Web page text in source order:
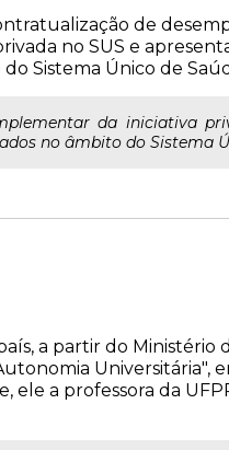
de
no SUS e
Sistema Único de
da iniciativa
no âmbito do Sistema
a partir do Ministério
Universitária",
a professora da